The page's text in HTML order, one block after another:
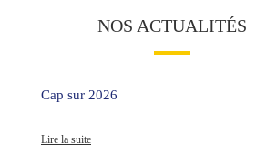
NOS ACTUALITÉS
Cap sur 2026
Lire la suite